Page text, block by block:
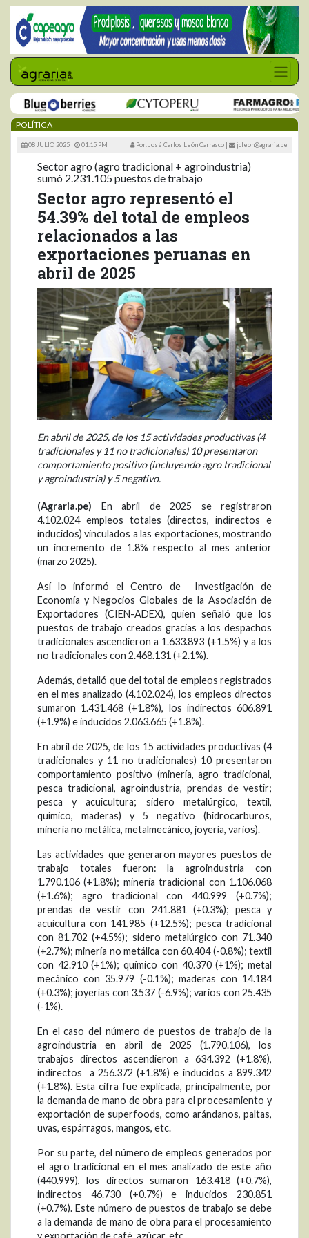
POLÍTICA
08 JULIO 2025 | 01:15 PM Por: José Carlos León Carrasco | jcleon@agraria.pe
Sector agro (agro tradicional + agroindustria)
sumó 2.231.105 puestos de trabajo
Sector agro representó el
54.39% del total de empleos
relacionados a las
exportaciones peruanas en
abril de 2025
En abril de 2025, de los 15 actividades productivas (4
tradicionales y 11 no tradicionales) 10 presentaron
comportamiento positivo (incluyendo agro tradicional
y agroindustria) y 5 negativo.
(Agraria.pe) En abril de 2025 se registraron
4.102.024 empleos totales (directos, indirectos e
inducidos) vinculados a las exportaciones, mostrando
un incremento de 1.8% respecto al mes anterior
(marzo 2025).
Así lo informó el Centro de Investigación de
Economía y Negocios Globales de la Asociación de
Exportadores (CIEN-ADEX), quien señaló que los
puestos de trabajo creados gracias a los despachos
tradicionales ascendieron a 1.633.893 (+1.5%) y a los
no tradicionales con 2.468.131 (+2.1%).
Además, detalló que del total de empleos registrados
en el mes analizado (4.102.024), los empleos directos
sumaron 1.431.468 (+1.8%), los indirectos 606.891
(+1.9%) e inducidos 2.063.665 (+1.8%).
En abril de 2025, de los 15 actividades productivas (4
tradicionales y 11 no tradicionales) 10 presentaron
comportamiento positivo (minería, agro tradicional,
pesca tradicional, agroindustria, prendas de vestir;
pesca y acuicultura; sidero metalúrgico, textil,
químico, maderas) y 5 negativo (hidrocarburos,
minería no metálica, metalmecánico, joyería, varios).
Las actividades que generaron mayores puestos de
trabajo totales fueron: la agroindustria con
1.790.106 (+1.8%); minería tradicional con 1.106.068
(+1.6%); agro tradicional con 440.999 (+0.7%);
prendas de vestir con 241.881 (+0.3%); pesca y
acuicultura con 141,985 (+12.5%); pesca tradicional
con 81.702 (+4.5%); sidero metalúrgico con 71.340
(+2.7%); minería no metálica con 60.404 (-0.8%); textil
con 42.910 (+1%); químico con 40.370 (+1%); metal
mecánico con 35.979 (-0.1%); maderas con 14.184
(+0.3%); joyerías con 3.537 (-6.9%); varios con 25.435
(-1%).
En el caso del número de puestos de trabajo de la
agroindustria en abril de 2025 (1.790.106), los
trabajos directos ascendieron a 634.392 (+1.8%),
indirectos a 256.372 (+1.8%) e inducidos a 899.342
(+1.8%). Esta cifra fue explicada, principalmente, por
la demanda de mano de obra para el procesamiento y
exportación de superfoods, como arándanos, paltas,
uvas, espárragos, mangos, etc.
Por su parte, del número de empleos generados por
el agro tradicional en el mes analizado de este año
(440.999), los directos sumaron 163.418 (+0.7%),
indirectos 46.730 (+0.7%) e inducidos 230.851
(+0.7%). Este número de puestos de trabajo se debe
a la demanda de mano de obra para el procesamiento